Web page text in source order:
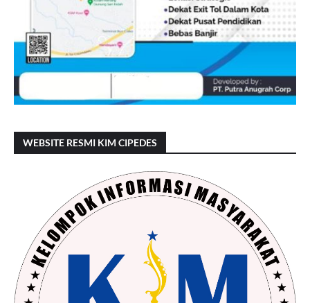
WEBSITE RESMI KIM CIPEDES